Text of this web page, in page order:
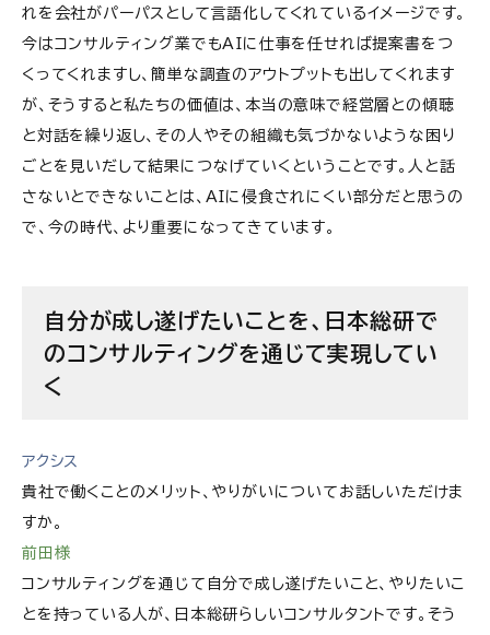
れを会社がパーパスとして言語化してくれているイメージです。
今はコンサルティング業でもAIに仕事を任せれば提案書をつ
くってくれますし、簡単な調査のアウトプットも出してくれます
が、そうすると私たちの価値は、本当の意味で経営層との傾聴
と対話を繰り返し、その人やその組織も気づかないような困り
ごとを見いだして結果につなげていくということです。人と話
さないとできないことは、AIに侵食されにくい部分だと思うの
で、今の時代、より重要になってきています。
自分が成し遂げたいことを、日本総研で
のコンサルティングを通じて実現してい
く
アクシス
貴社で働くことのメリット、やりがいについてお話しいただけま
すか。
前田様
コンサルティングを通じて自分で成し遂げたいこと、やりたいこ
とを持っている人が、日本総研らしいコンサルタントです。そう